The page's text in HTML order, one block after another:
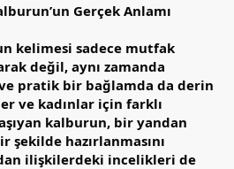
Gerçek Anlamı
kelimesi sadece mutfak
değil, aynı zamanda
pratik bir bağlamda da derin
ve kadınlar için farklı
kalburun, bir yandan
hazırlanmasını
ilişkilerdeki incelikleri de